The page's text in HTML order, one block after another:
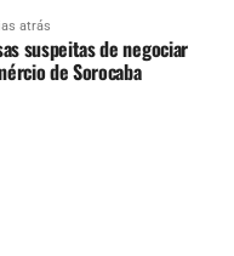
de preocupação
pelo Banco
atrás
suspeitas de negociar
de Sorocaba